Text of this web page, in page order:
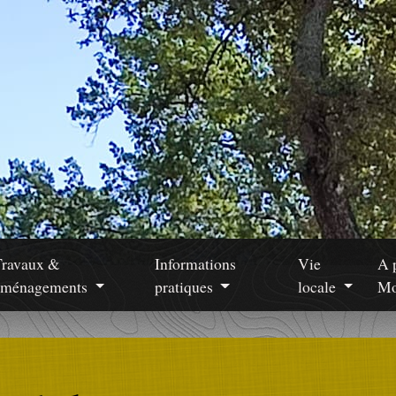
&
Informations
pratiques
Vie
locale
A